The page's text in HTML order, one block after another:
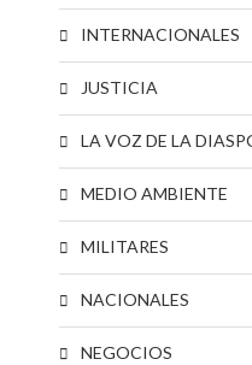
INTERNACIONALES
JUSTICIA
LA VOZ DE LA
MEDIO AMBIENTE
MILITARES
NACIONALES
NEGOCIOS